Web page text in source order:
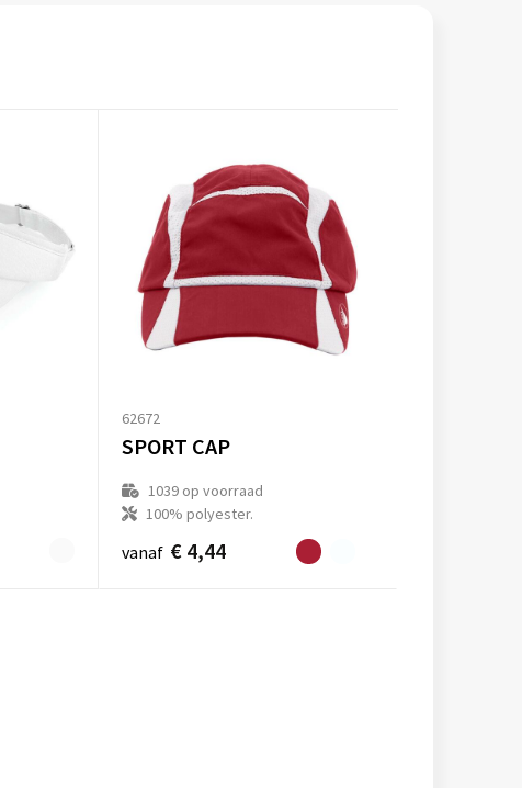
62672
SPORT CAP
1039 op voorraad
100% polyester.
vanaf € 4,44